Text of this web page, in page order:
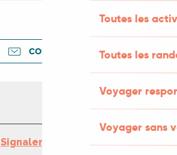
Toutes les
Toutes les
Voyager
Voyager sans
CONTACTER
Signaler une erreur